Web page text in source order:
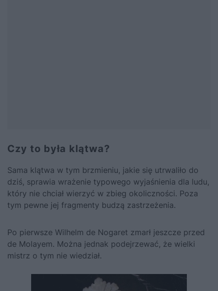
Czy to była klątwa?
Sama klątwa w tym brzmieniu, jakie się utrwaliło do
dziś, sprawia wrażenie typowego wyjaśnienia dla ludu,
który nie chciał wierzyć w zbieg okoliczności. Poza
tym pewne jej fragmenty budzą zastrzeżenia.
Po pierwsze Wilhelm de Nogaret zmarł jeszcze przed
de Molayem. Można jednak podejrzewać, że wielki
mistrz o tym nie wiedział.